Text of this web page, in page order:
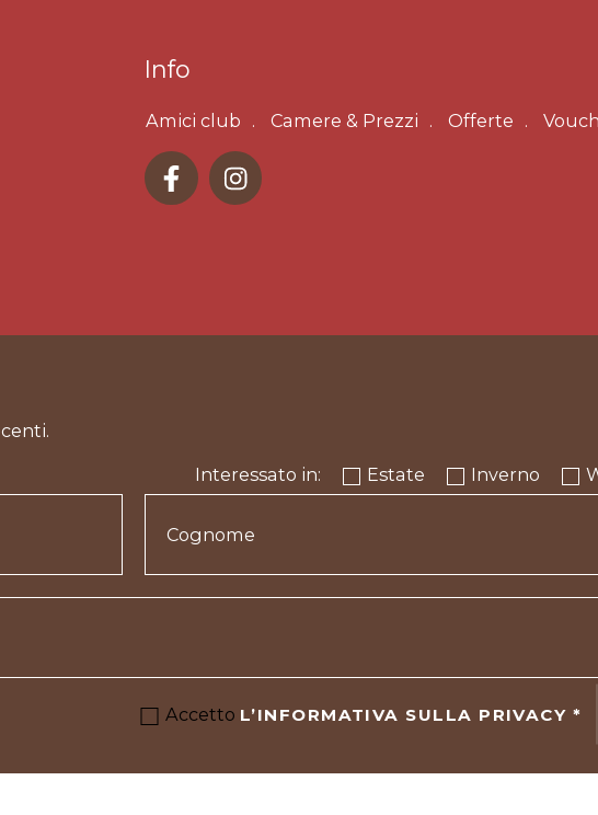
Info
Amici club Camere & Prezzi Offerte
Interessato in:
Estate Inverno
Accetto L’INFORMATIVA SULLA PRIVACY *